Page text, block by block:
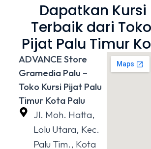
Dapatkan Kursi
Terbaik dari
Pijat Palu Timur
ADVANCE Store
Gramedia Palu –
Toko Kursi Pijat Palu
Timur Kota Palu
Jl. Moh. Hatta,
Lolu Utara, Kec.
Palu Tim., Kota